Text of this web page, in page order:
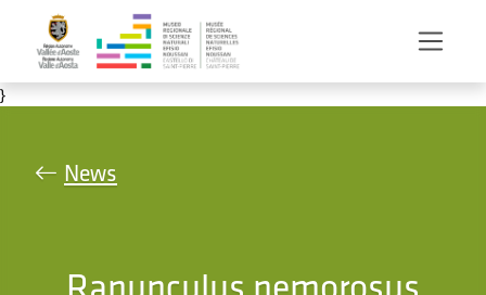
Salta al contenuto principale
}
News